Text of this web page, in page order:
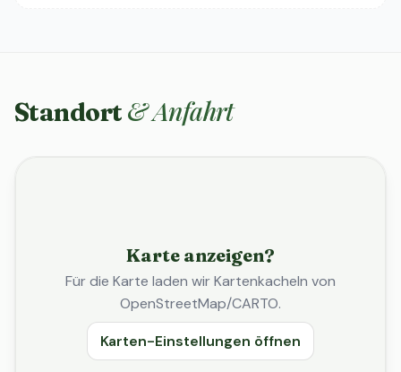
Standort & Anfahrt
Karte anzeigen?
Für die Karte laden wir Kartenkacheln von
OpenStreetMap/CARTO.
Karten-Einstellungen öffnen